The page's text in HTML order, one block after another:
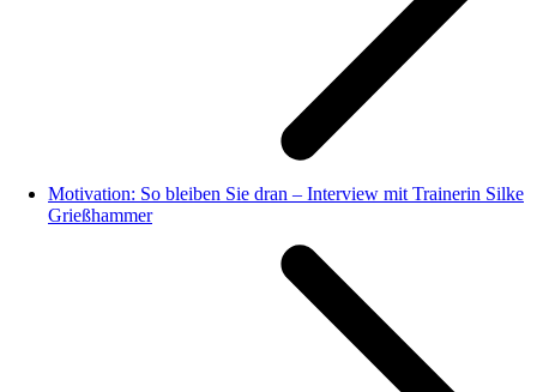
Motivation: So bleiben Sie dran – Interview mit Trainerin Silke
Grießhammer